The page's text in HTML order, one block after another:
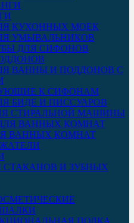
КУХОННЫХ МОЕК
УМЫВАЛЬНИКОВ
ДЛЯ СИФОНОВ
ВАННЫ И ПОДДОНОВ С
К СИФОНАМ
БИДЕ И ПИССУАРОВ
СТИРАЛЬНОЙ МАШИНЫ
ВАННЫХ КОМНАТ
СТАКАНОВ И ЗУБНЫХ
ПОЛКА